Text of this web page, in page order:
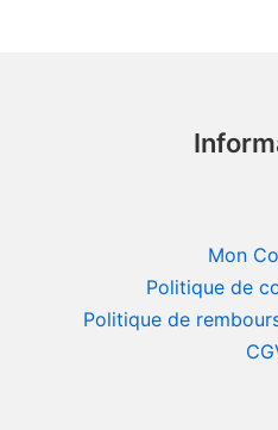
Mon
Politique de
Politique de